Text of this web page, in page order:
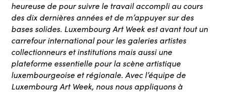
heureuse de pour suivre le travail accompli au cours
des dix dernières années et de m’appuyer sur des
bases solides. Luxembourg Art Week est avant tout un
carrefour international pour les galeries artistes
collectionneurs et institutions mais aussi une
plateforme essentielle pour la scène artistique
luxembourgeoise et régionale. Avec l’équipe de
Luxembourg Art Week, nous nous appliquons à